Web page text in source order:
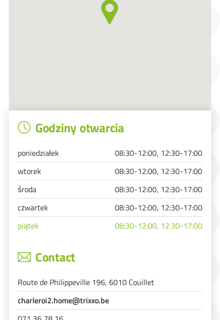
Godziny otwarcia
poniedziałek
08:30-12:00, 12:30-17:00
wtorek
08:30-12:00, 12:30-17:00
środa
08:30-12:00, 12:30-17:00
czwartek
08:30-12:00, 12:30-17:00
piątek
08:30-12:00, 12:30-17:00
Contact
Route de Philippeville 196, 6010 Couillet
charleroi2.home@trixxo.be